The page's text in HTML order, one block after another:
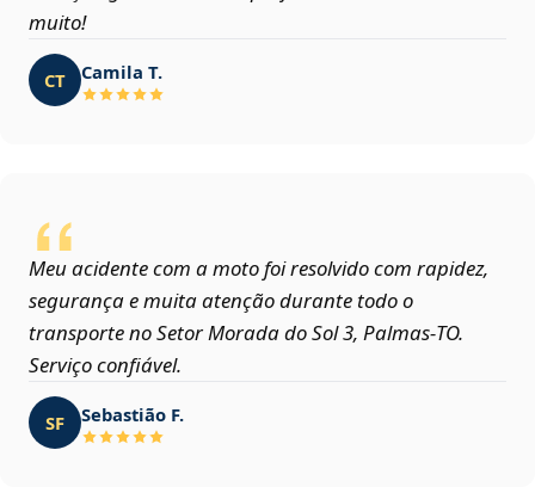
muito!
CT Camila T.
Meu acidente com a moto foi resolvido com rapidez,
segurança e muita atenção durante todo o
transporte no Setor Morada do Sol 3, Palmas‑TO.
Serviço confiável.
SF Sebastião F.